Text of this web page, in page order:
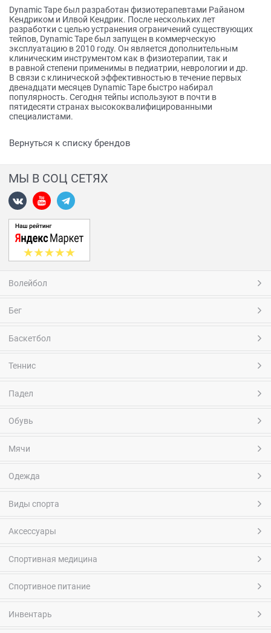
Dynamic Tape был разработан физиотерапевтами Райаном
Кендриком и Илвой Кендрик. После нескольких лет
разработки с целью устранения ограничений существующих
тейпов, Dynamic Tape был запущен в коммерческую
эксплуатацию в 2010 году. Он является дополнительным
клиническим инструментом как в физиотерапии, так и
в равной степени применимы в педиатрии, неврологии и др.
В связи с клинической эффективностью в течение первых
двенадцати месяцев Dynamic Tape быстро набирал
популярность. Сегодня тейпы используют в почти в
пятидесяти странах высококвалифицированными
специалистами.
Вернуться к списку брендов
МЫ В СОЦ СЕТЯХ
Волейбол
Бег
Баскетбол
Теннис
Падел
Обувь
Мячи
Одежда
Виды спорта
Аксессуары
Спортивная медицина
Спортивное питание
Инвентарь